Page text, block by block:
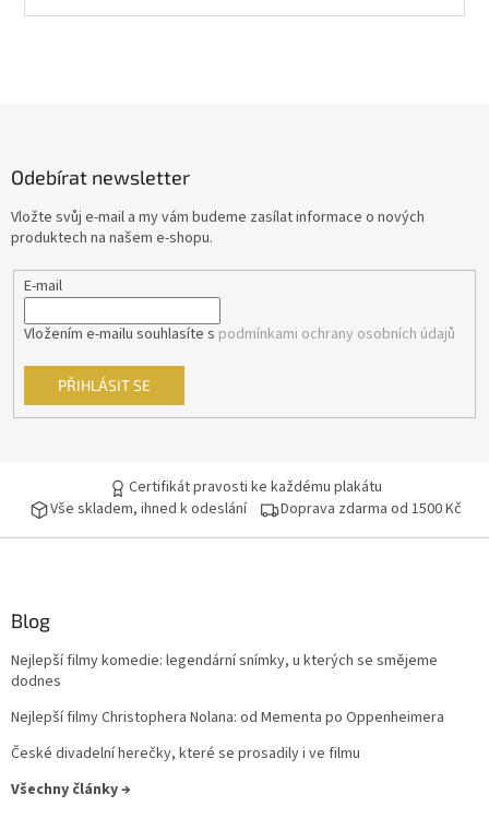
Odebírat newsletter
Vložte svůj e-mail a my vám budeme zasílat informace o nových
produktech na našem e-shopu.
E-mail
Vložením e-mailu souhlasíte s podmínkami ochrany osobních údajů
PŘIHLÁSIT SE
Certifikát pravosti ke každému plakátu
Vše skladem, ihned k odeslání
Doprava zdarma od 1500 Kč
Blog
Nejlepší filmy komedie: legendární snímky, u kterých se smějeme
dodnes
Nejlepší filmy Christophera Nolana: od Mementa po Oppenheimera
České divadelní herečky, které se prosadily i ve filmu
Všechny články →